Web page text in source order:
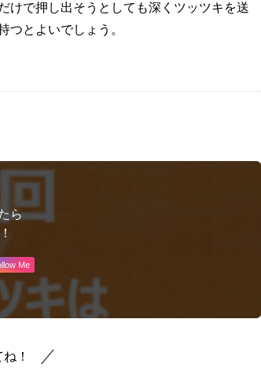
けで押し出そうとしても深くツッツキを送
つとよいでしょう。
ら
Me
！